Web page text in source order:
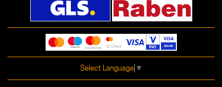
Select Language ▼